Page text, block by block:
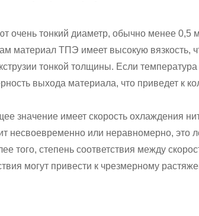
очень тонкий диаметр, обычно менее 0,5
материал ТПЭ имеет высокую вязкость,
тонкой толщины. Если
выхода материала, что приведет к
значение имеет скорость охлаждения
несвоевременно или неравномерно, это
того, степень соответствия между
могут привести к чрезмерному